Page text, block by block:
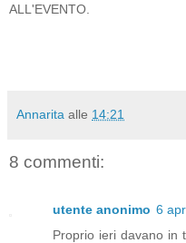
ALL'EVENTO.
Annarita alle 14:21
8 commenti:
utente anonimo 6
Proprio ieri davano in